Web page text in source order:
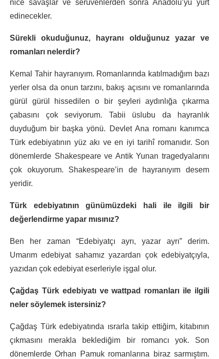
nice savaşlar ve serüvenlerden sonra Anadolu’yu yurt
edinecekler.
Sürekli okuduğunuz, hayranı olduğunuz yazar ve
romanları nelerdir?
Kemal Tahir hayranıyım. Romanlarında katılmadığım bazı
yerler olsa da onun tarzını, bakış açısını ve romanlarında
gürül gürül hissedilen o bir şeyleri aydınlığa çıkarma
çabasını çok seviyorum. Tabii üslubu da hayranlık
duyduğum bir başka yönü. Devlet Ana romanı kanımca
Türk edebiyatının yüz akı ve en iyi tarihî romanıdır. Son
dönemlerde Shakespeare ve Antik Yunan tragedyalarını
çok okuyorum. Shakespeare’in de hayranıyım desem
yeridir.
Türk edebiyatının günümüzdeki hali ile ilgili bir
değerlendirme yapar mısınız?
Ben her zaman “Edebiyatçı ayrı, yazar ayrı” derim.
Umarım edebiyat sahamız yazardan çok edebiyatçıyla,
yazıdan çok edebiyat eserleriyle işgal olur.
Çağdaş Türk edebiyatı ve wattpad romanları ile ilgili
neler söylemek istersiniz?
Çağdaş Türk edebiyatında ısrarla takip ettiğim, kitabının
çıkmasını merakla beklediğim bir romancı yok. Son
dönemlerde Orhan Pamuk romanlarına biraz sarmıştım.